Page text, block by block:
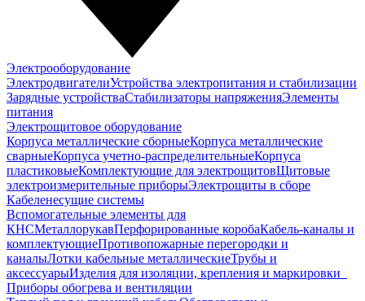
Электрооборудование
ЭлектродвигателиУстройства электропитания и стабилизации
Зарядные устройстваСтабилизаторы напряженияЭлементы
питания
Электрощитовое оборудование
Корпуса металлические сборныеКорпуса металлические
сварныеКорпуса учетно-распределительныеКорпуса
пластиковыеКомплектующие для электрощитовЩитовые
электроизмерительные приборыЭлектрощиты в сборе
Кабеленесущие системы
Вспомогательные элементы для
КНСМеталлорукавПерфорированные коробаКабель-каналы и
комплектующиеПротивопожарные перегородки и
каналыЛотки кабельные металлическиеТрубы и
аксессуарыИзделия для изоляции, крепления и маркировки
Приборы обогрева и вентиляции